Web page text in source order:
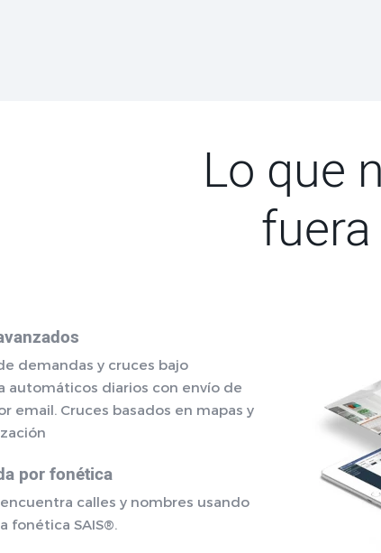
Lo que
demandas y cruces bajo
automáticos diarios con envío de
email. Cruces basados en mapas y
por fonética
calles y nombres usando
fonética SAIS®.